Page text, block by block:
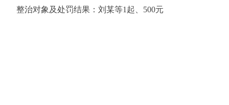
整治对象及处罚结果：刘某等1起、500元